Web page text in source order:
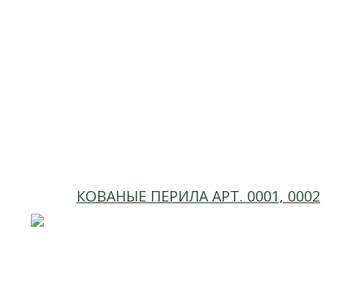
КОВАНЫЕ ПЕРИЛА АРТ. 0001, 0002